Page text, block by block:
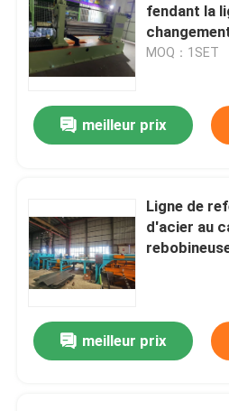
fendant la
MOQ：1SET
meilleur prix
Ligne de
d'acier au
meilleur prix